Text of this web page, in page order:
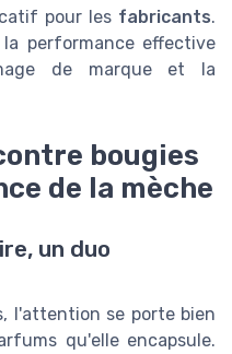
pour les fabricants.
performance effective
de marque et la
bougies
de la mèche
un duo
l'attention se porte bien
qu'elle encapsule.